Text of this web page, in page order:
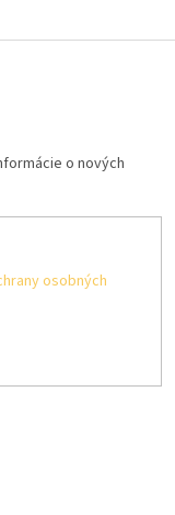
o nových
osobných